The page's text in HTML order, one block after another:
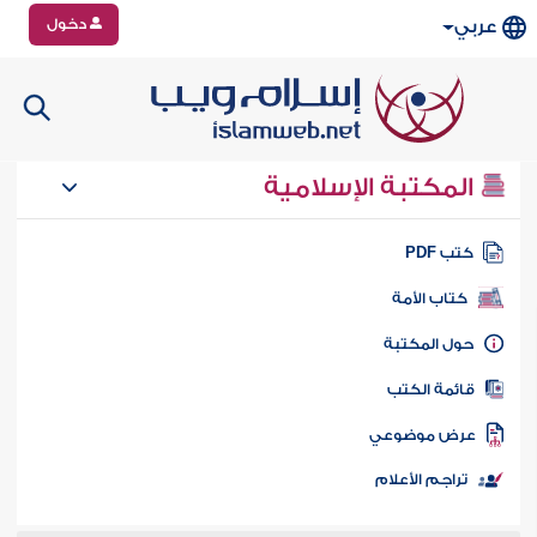
عربي دخول
المكتبة الإسلامية
كتب PDF
كتاب الأمة
المكتبة
الكتب
موضوعي